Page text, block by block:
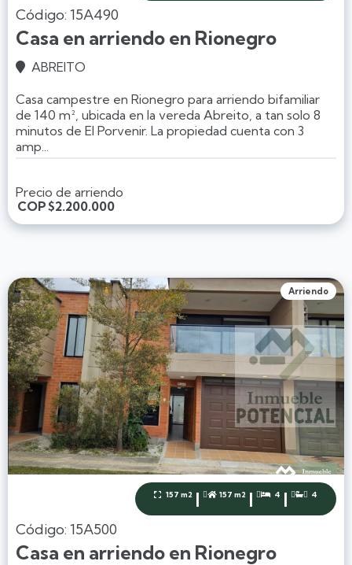
Código: 15A490
Casa en arriendo en Rionegro
 ABREITO
Casa campestre en Rionegro para arriendo bifamiliar
de 140 m², ubicada en la vereda Abreito, a tan solo 8
minutos de El Porvenir. La propiedad cuenta con 3
amp...
Precio de arriendo
COP$2.200.000
Arriendo
 157 m2 |  157 m2 |  4 |  4
Código: 15A500
Casa en arriendo en Rionegro